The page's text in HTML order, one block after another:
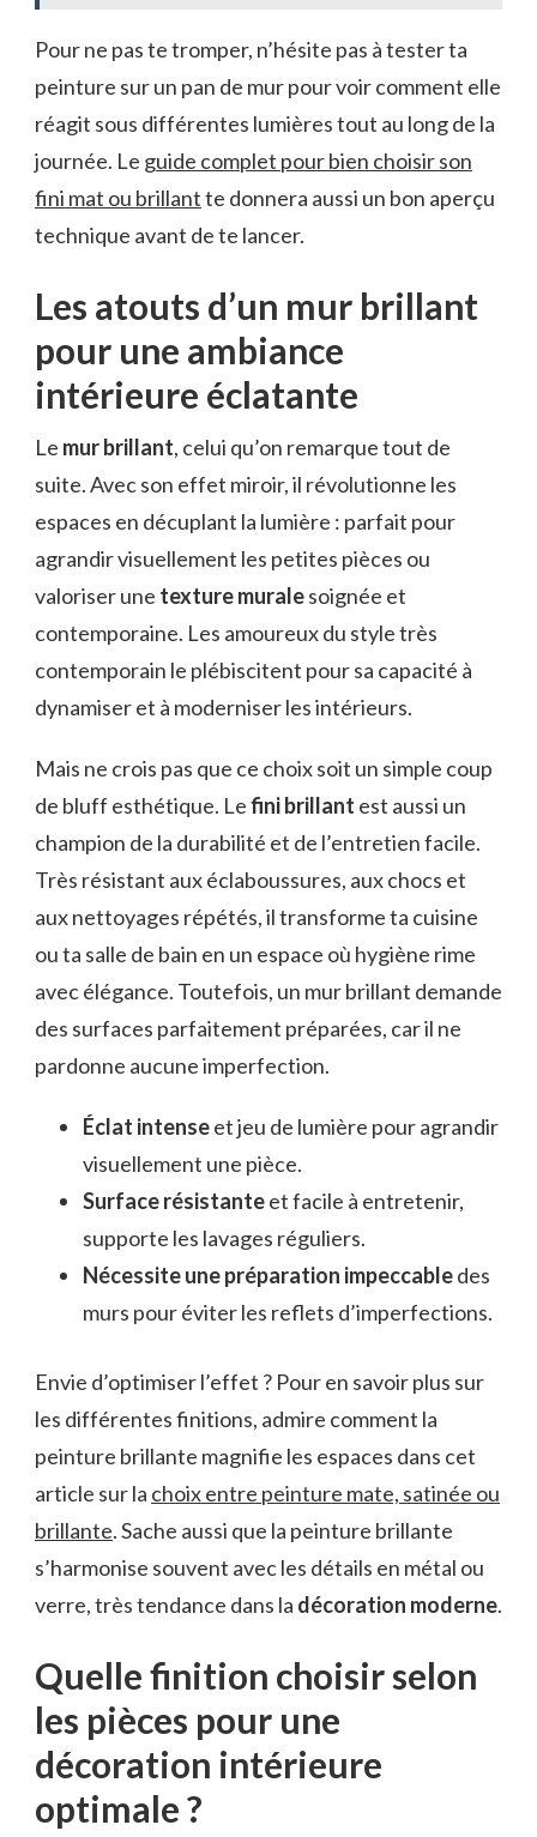
Pour ne pas te tromper, n’hésite pas à tester ta
peinture sur un pan de mur pour voir comment elle
réagit sous différentes lumières tout au long de la
journée. Le guide complet pour bien choisir son
fini mat ou brillantte donnera aussi un bon aperçu
technique avant de te lancer.
Les atouts d’un mur brillant
pour une ambiance
intérieure éclatante
Le mur brillant, celui qu’on remarque tout de
suite. Avec son effet miroir, il révolutionne les
espaces en décuplant la lumière : parfait pour
agrandir visuellement les petites pièces ou
valoriser une texture muralesoignée et
contemporaine. Les amoureux du style très
contemporain le plébiscitent pour sa capacité à
dynamiser et à moderniser les intérieurs.
Mais ne crois pas que ce choix soit un simple coup
de bluff esthétique. Lefini brillant est aussi un
champion de la durabilité et de l’entretien facile.
Très résistant aux éclaboussures, aux chocs et
aux nettoyages répétés, il transforme ta cuisine
ou ta salle de bain en un espace où hygiène rime
avec élégance. Toutefois, un mur brillant demande
des surfaces parfaitement préparées, car il ne
pardonne aucune imperfection.
Éclat intenseet jeu de lumière pour agrandir
visuellement une pièce.
Surface résistanteet facile à entretenir,
supporte les lavages réguliers.
Nécessite une préparation impeccabledes
murs pour éviter les reflets d’imperfections.
Envie d’optimiser l’effet ? Pour en savoir plus sur
les différentes finitions, admire comment la
peinture brillante magnifie les espaces dans cet
article sur la choix entre peinture mate, satinée ou
brillante. Sache aussi que la peinture brillante
s’harmonise souvent avec les détails en métal ou
verre, très tendance dans la décoration moderne.
Quelle finition choisir selon
les pièces pour une
décoration intérieure
optimale ?